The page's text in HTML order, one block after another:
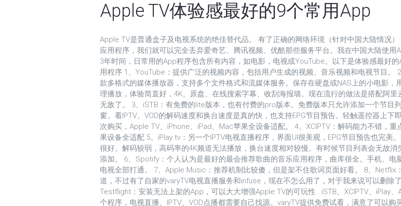
Apple TV体验感最好的9个常用App
Apple TV是普通盒子及电视系统的绝佳替代品。 有了正确的网络环境（针对中国大陆情况
应用程序，我们就可以完全丢弃爱奇艺、腾讯视频、优酷那些服务平台。我在中国大陆使用
3年时间，日常用的App程序包含所有内容，如电影，电视或YouTube。以下是体验感最好的
用程序 1、YouTube：提供广泛的视频内容，包括用户生成的视频、音乐视频和电视节目。
款多格式的媒体播放器，支持多个文件格式和流媒体服务。保存在硬盘或NAS上的小电影，
理播放，体验简直好，4K、原盘、在线搜索字幕、收刮海报墙。现在流行的做法是搭配阿里
无敌了。 3、iSTB：有免费的lite版本，也有付费的pro版本。免费版本只允许添加一个节目
窗。看IPTV、VOD的解码速度和换台速度是真的快，也支持EPG节目预告。轻触遥控器上下
次购买，Apple TV、iPhone、iPad、Mac苹果全设备适配。 4、XCIPTV：解码能力不错，重
果设备全适配 5、iPlay tv：另一个IPTV电视直播程序，界面UI很美观，EPG节目预告也完美
很好。解码较弱，高码率的4K频道无法播放，换台速度相对较慢。有时候节目列表会无故消
添加。 6、Spotify：个人认为是最好的最会推荐歌曲的音乐应用程序，曲库很全。手机、电
电视全部打通。 7、Apple Music：推荐机制比较傻，但是架不住歌词页面好看。 8、Netflix
道，不过有了自家的varyTV电视直播服务和infuse，现在不怎么用了，对于我来说可以删除了
Testflight：安装无法上架的App，可以大大增强Apple TV的可玩性 . iSTB、XCIPTV、iPlay、
个程序，电视直播、IPTV、VOD点播都需要自己找源。varyTV提供免费试看，满意了可以购